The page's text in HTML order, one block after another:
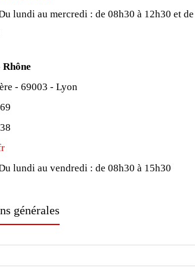
lundi au mercredi : de 08h30 à 12h30 et
- 69003 - Lyon
lundi au vendredi : de 08h30 à 15h30
générales